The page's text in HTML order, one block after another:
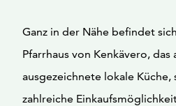
Ganz in der Nähe befindet
Pfarrhaus von Kenkävero,
ausgezeichnete lokale Küche,
zahlreiche